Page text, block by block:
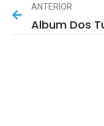
ANTERIOR